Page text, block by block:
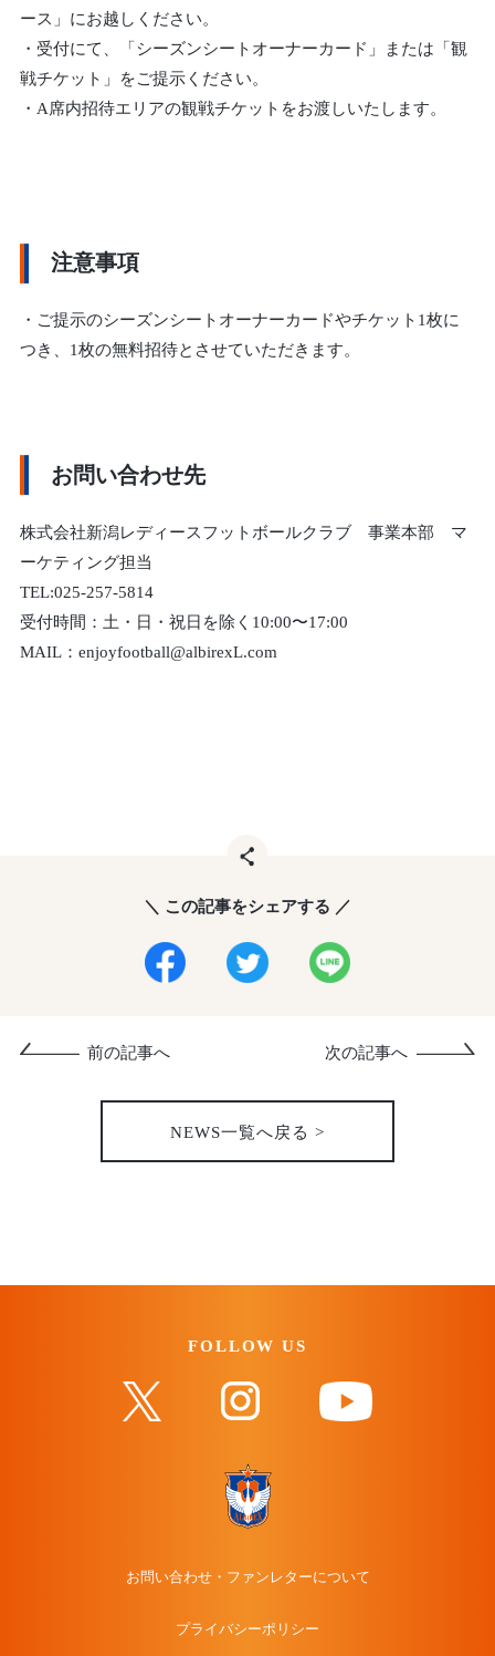
ース」にお越しください。
・受付にて、
「シーズンシートオーナーカード」または「観
戦チケット」
をご提示ください。
・A席内招待エリアの観戦チケットをお渡しいたします。
注意事項
・ ご提示のシーズンシートオーナーカードやチケット 1枚に
つき、1枚の無料招待とさせていただきます。
お問い合わせ先
株式会社新潟レディースフットボールクラブ 事業本部 マ
ーケティング担当
TEL:025-257-5814
受付時間：土・日・祝日を除く10:00〜17:00
MAIL：enjoyfootball@albirexL.com
＼ この記事をシェアする ／
NEWS一覧へ戻る >
前の記事へ 次の記事へ
FOLLOW US
お問い合わせ・ファンレターについて
プライバシーポリシー